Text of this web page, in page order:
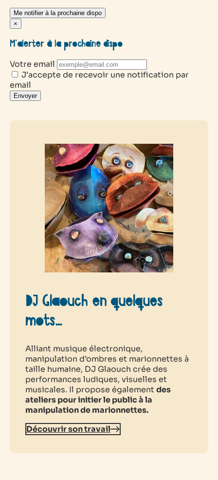
Me notifier à la prochaine dispo
×
M’alerter à la prochaine dispo
Votre email
J’accepte de recevoir une notification par
email
Envoyer
DJ Glaouch en quelques
mots…
Alliant musique électronique,
manipulation d’ombres et marionnettes à
taille humaine, DJ Glaouch crée des
performances ludiques, visuelles et
musicales. Il propose également des
ateliers pour initier le public à la
manipulation de marionnettes.
Découvrir son travail